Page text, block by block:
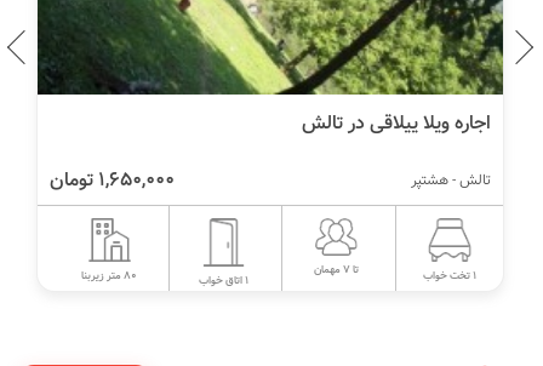
اجاره عمارت سنتی و جنگلی تالش
2,500,000 تومان تالش - هشتپر
4 تخت خواب تا 8 مهمان
2 اتاق خواب 150 متر زیربنا